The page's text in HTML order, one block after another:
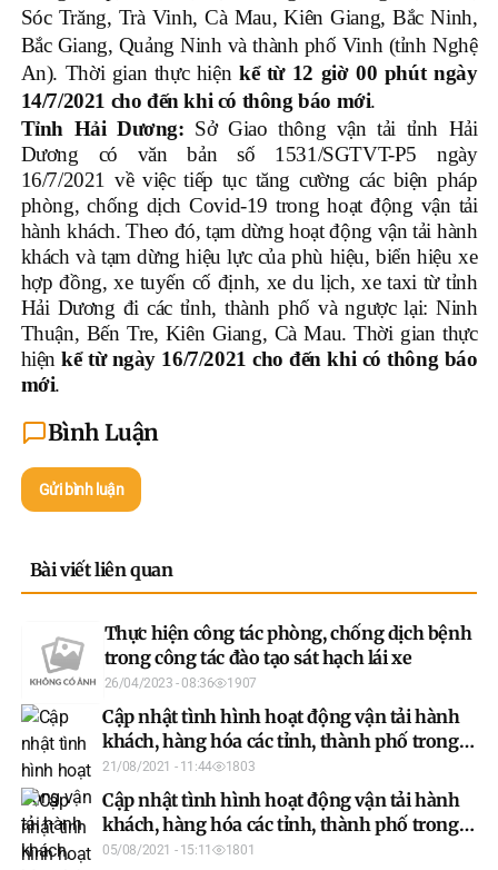
Sóc Trăng, Trà Vinh, Cà Mau, Kiên Giang, Bắc Ninh,
Bắc Giang, Quảng Ninh và thành phố Vinh (tỉnh Nghệ
An). Thời gian thực hiện kể từ 12 giờ 00 phút ngày
14/7/2021 cho đến khi có thông báo mới.
Tỉnh Hải Dương: Sở Giao thông vận tải tỉnh Hải
Dương có văn bản số 1531/SGTVT-P5 ngày
16/7/2021 về việc tiếp tục tăng cường các biện pháp
phòng, chống dịch Covid-19 trong hoạt động vận tải
hành khách. Theo đó, tạm dừng hoạt động vận tải hành
khách và tạm dừng hiệu lực của phù hiệu, biển hiệu xe
hợp đồng, xe tuyến cố định, xe du lịch, xe taxi từ tỉnh
Hải Dương đi các tỉnh, thành phố và ngược lại: Ninh
Thuận, Bến Tre, Kiên Giang, Cà Mau. Thời gian thực
hiệnkể từ ngày 16/7/2021 cho đến khi có thông báo
mới.
Bình Luận
Gửi bình luận
Bài viết liên quan
Thực hiện công tác phòng, chống dịch bệnh
trong công tác đào tạo sát hạch lái xe
26/04/2023 - 08:36 1907
Cập nhật tình hình hoạt động vận tải hành
khách, hàng hóa các tỉnh, thành phố trong
cả nước ngày 20/8/2021
21/08/2021 - 11:44 1803
Cập nhật tình hình hoạt động vận tải hành
khách, hàng hóa các tỉnh, thành phố trong
cả nước ngày 05/8/2021
05/08/2021 - 15:11 1801